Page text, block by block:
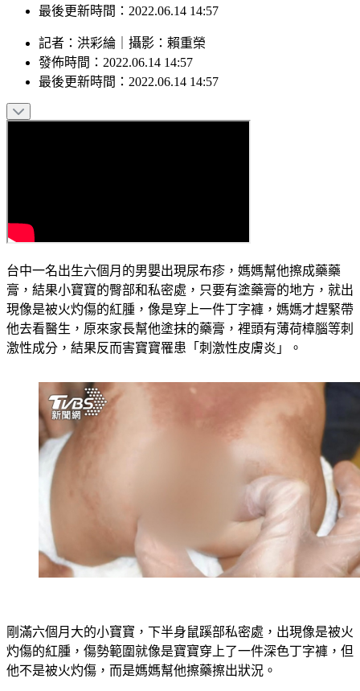
發佈時間：2022.06.14 14:57
最後更新時間：2022.06.14 14:57
膏，結果小寶寶的臀部和私密處，只要有塗藥膏的地方，就出
現像是被火灼傷的紅腫，像是穿上一件丁字褲，媽媽才趕緊帶
他去看醫生，原來家長幫他塗抹的藥膏，裡頭有薄荷樟腦等刺
激性成分，結果反而害寶寶罹患「刺激性皮膚炎」。
灼傷的紅腫，傷勢範圍就像是寶寶穿上了一件深色丁字褲，但
他不是被火灼傷，而是媽媽幫他擦藥擦出狀況。